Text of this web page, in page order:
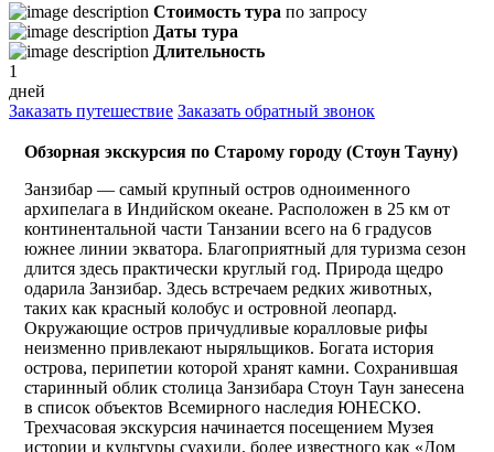
Стоимость тура по запросу
Даты тура
Длительность
1
дней
Заказать путешествие Заказать обратный звонок
Обзорная экскурсия по Старому городу (Стоун Тауну)
Занзибар — самый крупный остров одноименного
архипелага в Индийском океане. Расположен в 25 км от
континентальной части Танзании всего на 6 градусов
южнее линии экватора. Благоприятный для туризма сезон
длится здесь практически круглый год. Природа щедро
одарила Занзибар. Здесь встречаем редких животных,
таких как красный колобус и островной леопард.
Окружающие остров причудливые коралловые рифы
неизменно привлекают ныряльщиков. Богата история
острова, перипетии которой хранят камни. Сохранившая
старинный облик столица Занзибара Стоун Таун занесена
в список объектов Всемирного наследия ЮНЕСКО.
Трехчасовая экскурсия начинается посещением Музея
истории и культуры суахили, более известного как «Дом